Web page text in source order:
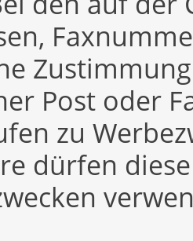
Post oder
zu
dürfen